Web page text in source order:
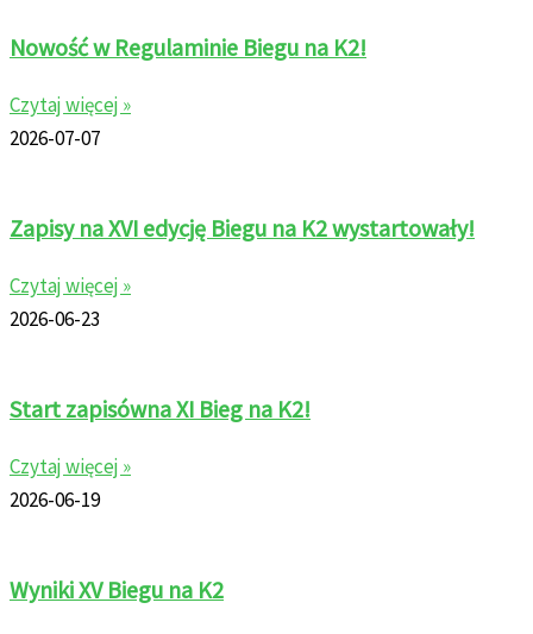
Nowość w Regulaminie Biegu na K2!
Czytaj więcej »
2026-07-07
Zapisy na XVI edycję Biegu na K2 wystartowały!
Czytaj więcej »
2026-06-23
Start zapisówna XI Bieg na K2!
Czytaj więcej »
2026-06-19
Wyniki XV Biegu na K2